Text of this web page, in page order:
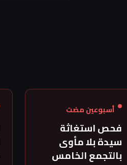
أسبوعين مضت
فحص استغاثة
سيدة بلا مأوى
بالتجمع الخامس